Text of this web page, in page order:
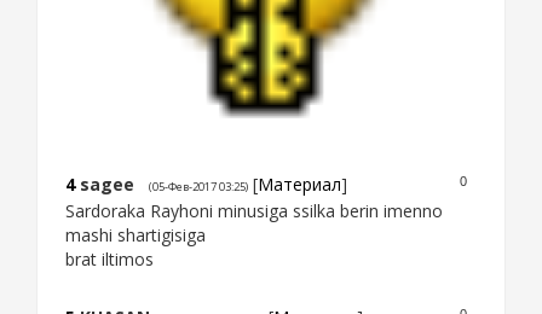
0
4 sagee (05-Фев-2017 03:25) [Материал]
Sardoraka Rayhoni minusiga ssilka berin imenno
mashi shartigisiga
brat iltimos